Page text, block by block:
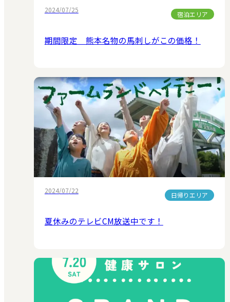
2024/07/25
宿泊エリア
期間限定 熊本名物の馬刺しがこの価格！
2024/07/22
日帰りエリア
夏休みのテレビCM放送中です！